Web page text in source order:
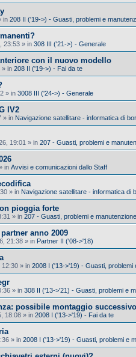
in 208 II ('19->) - Guasti, problemi e
23:53 » in 308 III ('21->) - Generale
con il nuovo modello
» in 208 II ('19->) - Fai da te
» in 3008 III ('24->) - Generale
IV2
» in Navigazione satellitare - informatica di
19:01 » in 207 - Guasti, problemi e
in Avvisi e comunicazioni dallo Staff
» in Navigazione satellitare - informatica di
pioggia forte
» in 207 - Guasti, problemi e manutenzione
anno 2009
21:38 » in Partner II ('08->'18)
12:30 » in 2008 I ('13->'19) - Guasti, problemi
» in 308 II ('13->'21) - Guasti, problemi e
possibile montaggio
18:08 » in 2008 I ('13->'19) - Fai da te
» in 2008 I ('13->'19) - Guasti, problemi e